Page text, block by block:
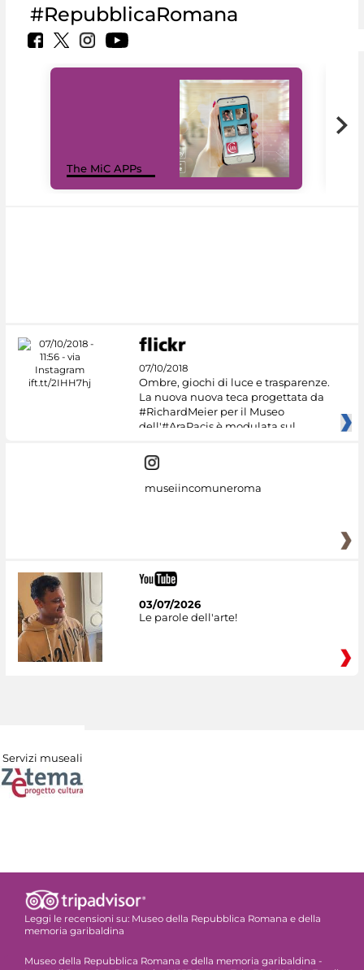
#RepubblicaRomana
The MiC APPs
07/10/2018
Ombre, giochi di luce e trasparenze.
La nuova nuova teca progettata da
#RichardMeier per il Museo
dell'#AraPacis è modulata sul
museiincomuneroma
03/07/2026
Le parole dell'arte!
Servizi museali
Leggi le recensioni su: Museo della Repubblica Romana e della
memoria garibaldina
Museo della Repubblica Romana e della memoria garibaldina -